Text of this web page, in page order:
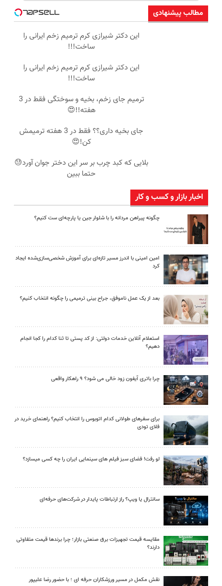
مطالب پیشنهادی
این دکتر شیرازی کرم ترمیم زخم ایرانی را
ساخت!!!
این دکتر شیرازی کرم ترمیم زخم ایرانی را
ساخت!!!
ترمیم جای زخم، بخیه و سوختگی فقط در 3
هفته!!😍
جای بخیه داری؟؟ فقط در 3 هفته ترمیمش
کن!😍
بلایی که کبد چرب بر سر این دختر جوان آورد😓
حتما ببین
اخبار بازار و کسب و کار
چگونه پیراهن مردانه را با شلوار جین یا پارچه‌ای ست کنیم؟
امین امینی با اندرز مسیر تازه‌ای برای آموزش شخصی‌سازی‌شده ایجاد
کرد
بعد از یک عمل ناموفق، جراح بینی ترمیمی را چگونه انتخاب کنیم؟
استعلام آنلاین خدمات دولتی: از کد پستی تا ثنا کدام را کجا انجام
دهیم؟
چرا باتری آیفون زود خالی می شود؟ ۹ راهکار واقعی
برای سفرهای طولانی کدام اتوبوس را انتخاب کنیم؟ راهنمای خرید در
فلای تودی
لو رفت! فضای سبز فیلم های سینمایی ایران را چه کسی میسازد؟
سانترال یا ویپ؟ راز ارتباطات پایدار در شرکت‌های حرفه‌ای
مقایسه قیمت تجهیزات برق صنعتی بازار؛ چرا برندها قیمت متفاوتی
دارند؟
نقش مکمل در مسیر ورزشکاران حرفه ای ؛ با حضور رضا علیپور